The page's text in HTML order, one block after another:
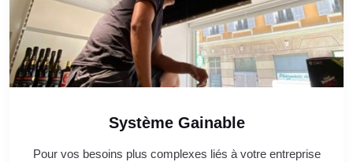
Système Gainable
Pour vos besoins plus complexes liés à votre entreprise